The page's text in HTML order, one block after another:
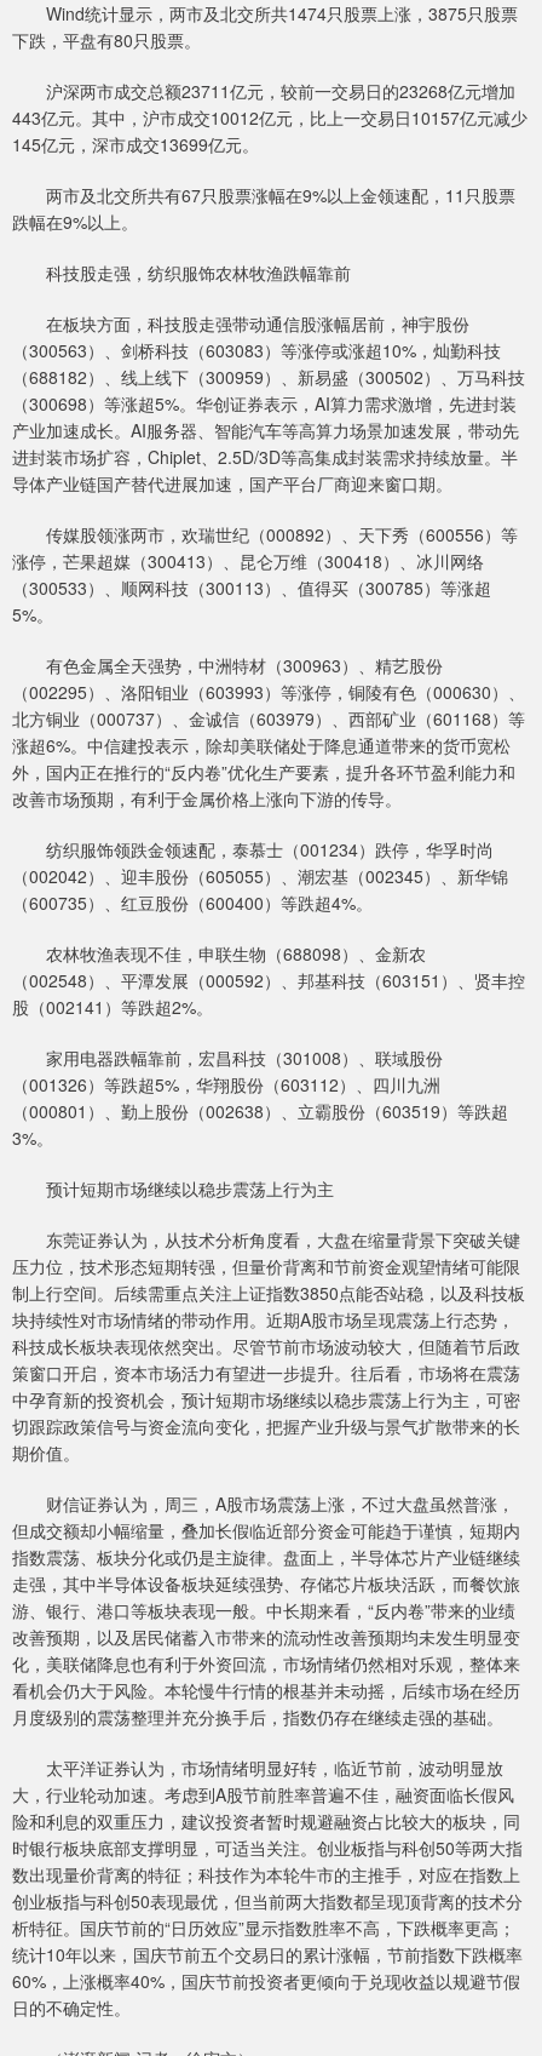
Wind统计显示，两市及北交所共1474只股票上涨，3875只股票
下跌，平盘有80只股票。
沪深两市成交总额23711亿元，较前一交易日的23268亿元增加
443亿元。其中，沪市成交10012亿元，比上一交易日10157亿元减少
145亿元，深市成交13699亿元。
两市及北交所共有67只股票涨幅在9%以上金领速配，11只股票
跌幅在9%以上。
科技股走强，纺织服饰农林牧渔跌幅靠前
在板块方面，科技股走强带动通信股涨幅居前，神宇股份
（300563）、剑桥科技（603083）等涨停或涨超10%，灿勤科技
（688182）、线上线下（300959）、新易盛（300502）、万马科技
（300698）等涨超5%。华创证券表示，AI算力需求激增，先进封装
产业加速成长。AI服务器、智能汽车等高算力场景加速发展，带动先
进封装市场扩容，Chiplet、2.5D/3D等高集成封装需求持续放量。半
导体产业链国产替代进展加速，国产平台厂商迎来窗口期。
传媒股领涨两市，欢瑞世纪（000892）、天下秀（600556）等
涨停，芒果超媒（300413）、昆仑万维（300418）、冰川网络
（300533）、顺网科技（300113）、值得买（300785）等涨超
5%。
有色金属全天强势，中洲特材（300963）、精艺股份
（002295）、洛阳钼业（603993）等涨停，铜陵有色（000630）、
北方铜业（000737）、金诚信（603979）、西部矿业（601168）等
涨超6%。中信建投表示，除却美联储处于降息通道带来的货币宽松
外，国内正在推行的“反内卷”优化生产要素，提升各环节盈利能力和
改善市场预期，有利于金属价格上涨向下游的传导。
纺织服饰领跌金领速配，泰慕士（001234）跌停，华孚时尚
（002042）、迎丰股份（605055）、潮宏基（002345）、新华锦
（600735）、红豆股份（600400）等跌超4%。
农林牧渔表现不佳，申联生物（688098）、金新农
（002548）、平潭发展（000592）、邦基科技（603151）、贤丰控
股（002141）等跌超2%。
家用电器跌幅靠前，宏昌科技（301008）、联域股份
（001326）等跌超5%，华翔股份（603112）、四川九洲
（000801）、勤上股份（002638）、立霸股份（603519）等跌超
3%。
预计短期市场继续以稳步震荡上行为主
东莞证券认为，从技术分析角度看，大盘在缩量背景下突破关键
压力位，技术形态短期转强，但量价背离和节前资金观望情绪可能限
制上行空间。后续需重点关注上证指数3850点能否站稳，以及科技板
块持续性对市场情绪的带动作用。近期A股市场呈现震荡上行态势，
科技成长板块表现依然突出。尽管节前市场波动较大，但随着节后政
策窗口开启，资本市场活力有望进一步提升。往后看，市场将在震荡
中孕育新的投资机会，预计短期市场继续以稳步震荡上行为主，可密
切跟踪政策信号与资金流向变化，把握产业升级与景气扩散带来的长
期价值。
财信证券认为，周三，A股市场震荡上涨，不过大盘虽然普涨，
但成交额却小幅缩量，叠加长假临近部分资金可能趋于谨慎，短期内
指数震荡、板块分化或仍是主旋律。盘面上，半导体芯片产业链继续
走强，其中半导体设备板块延续强势、存储芯片板块活跃，而餐饮旅
游、银行、港口等板块表现一般。中长期来看，“反内卷”带来的业绩
改善预期，以及居民储蓄入市带来的流动性改善预期均未发生明显变
化，美联储降息也有利于外资回流，市场情绪仍然相对乐观，整体来
看机会仍大于风险。本轮慢牛行情的根基并未动摇，后续市场在经历
月度级别的震荡整理并充分换手后，指数仍存在继续走强的基础。
太平洋证券认为，市场情绪明显好转，临近节前，波动明显放
大，行业轮动加速。考虑到A股节前胜率普遍不佳，融资面临长假风
险和利息的双重压力，建议投资者暂时规避融资占比较大的板块，同
时银行板块底部支撑明显，可适当关注。创业板指与科创50等两大指
数出现量价背离的特征；科技作为本轮牛市的主推手，对应在指数上
创业板指与科创50表现最优，但当前两大指数都呈现顶背离的技术分
析特征。国庆节前的“日历效应”显示指数胜率不高，下跌概率更高；
统计10年以来，国庆节前五个交易日的累计涨幅，节前指数下跌概率
60%，上涨概率40%，国庆节前投资者更倾向于兑现收益以规避节假
日的不确定性。